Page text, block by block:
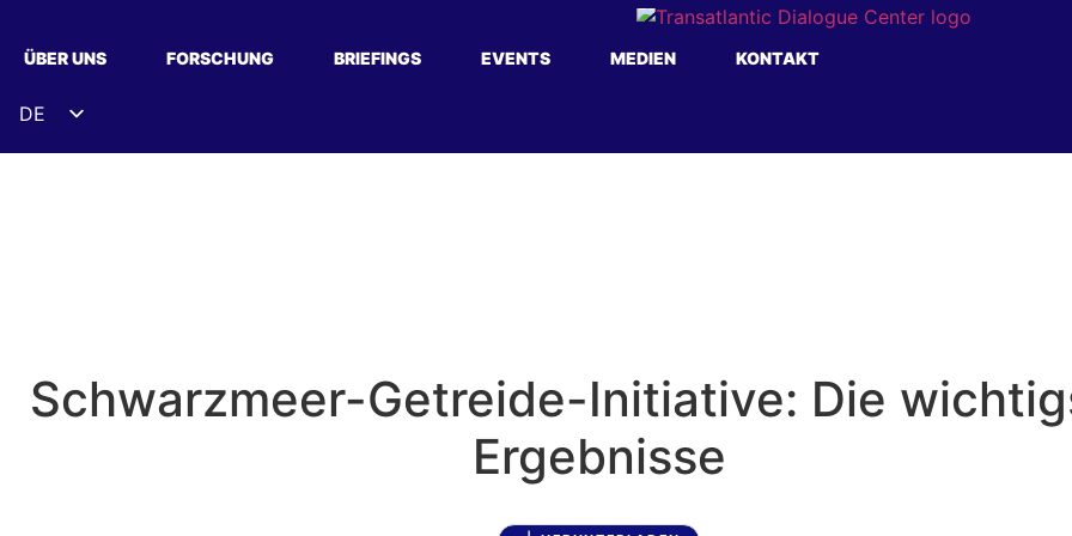
ÜBER UNS FORSCHUNG BRIEFINGS EVENTS MEDIEN KONTAKT
DE
EN
AR
Schwarzmeer-Getreide-Initiative: Die
Ergebnisse